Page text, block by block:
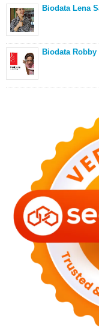
Biodata Lena
Biodata